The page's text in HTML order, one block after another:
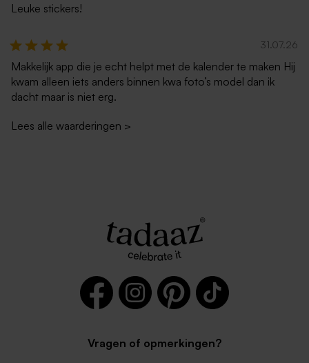
Leuke stickers!
31.07.26
Makkelijk app die je echt helpt met de kalender te maken Hij
kwam alleen iets anders binnen kwa foto’s model dan ik
dacht maar is niet erg.
Lees alle waarderingen >
Vragen of opmerkingen?